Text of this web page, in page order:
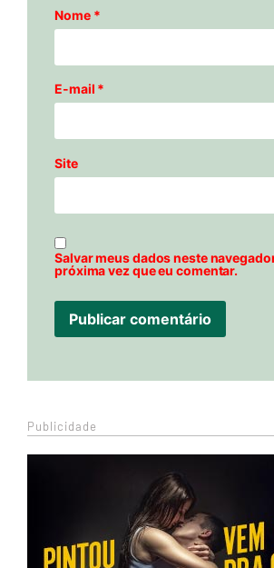
Nome *
E-mail *
Site
Salvar meus dados neste
próxima vez que eu comentar.
Publicidade